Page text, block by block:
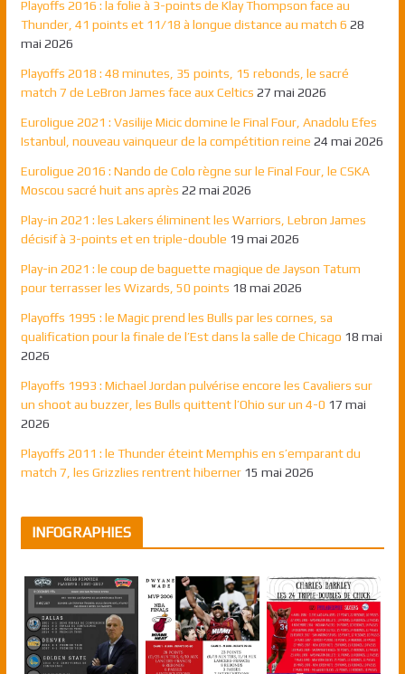
Playoffs 2016 : la folie à 3-points de Klay Thompson face au
Thunder, 41 points et 11/18 à longue distance au match 6 28
mai 2026
Playoffs 2018 : 48 minutes, 35 points, 15 rebonds, le sacré
match 7 de LeBron James face aux Celtics 27 mai 2026
Euroligue 2021 : Vasilije Micic domine le Final Four, Anadolu Efes
Istanbul, nouveau vainqueur de la compétition reine 24 mai 2026
Euroligue 2016 : Nando de Colo règne sur le Final Four, le CSKA
Moscou sacré huit ans après 22 mai 2026
Play-in 2021 : les Lakers éliminent les Warriors, Lebron James
décisif à 3-points et en triple-double 19 mai 2026
Play-in 2021 : le coup de baguette magique de Jayson Tatum
pour terrasser les Wizards, 50 points 18 mai 2026
Playoffs 1995 : le Magic prend les Bulls par les cornes, sa
qualification pour la finale de l’Est dans la salle de Chicago 18 mai
2026
Playoffs 1993 : Michael Jordan pulvérise encore les Cavaliers sur
un shoot au buzzer, les Bulls quittent l’Ohio sur un 4-0 17 mai
2026
Playoffs 2011 : le Thunder éteint Memphis en s’emparant du
match 7, les Grizzlies rentrent hiberner 15 mai 2026
INFOGRAPHIES